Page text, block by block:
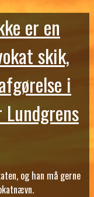
er en
skik,
i
og han må gerne